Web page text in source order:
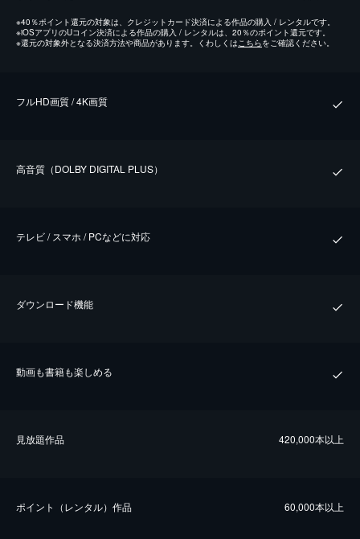
※40％ポイント還元の対象は、クレジットカード決済による作品の購入 / レンタルです。
※iOSアプリのUコイン決済による作品の購入 / レンタルは、20％のポイント還元です。
※還元の対象外となる決済方法や商品があります。くわしくはこちらをご確認ください。
フルHD画質 / 4K画質
⾼⾳質（DOLBY DIGITAL PLUS）
テレビ / スマホ / PCなどに対応
ダウンロード機能
動画も書籍も楽しめる
⾒放題作品 420,000本以上
ポイント（レンタル）作品 60,000本以上